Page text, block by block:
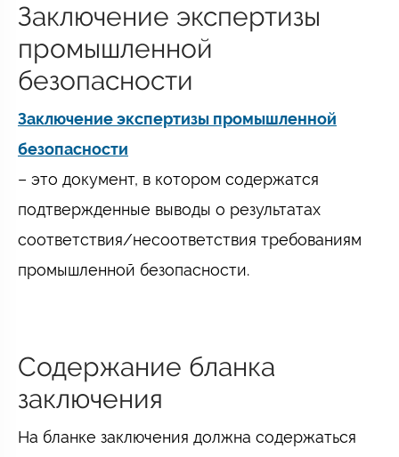
Заключение экспертизы
промышленной
безопасности
Заключение экспертизы промышленной
безопасности
– это документ, в котором содержатся
подтвержденные выводы о результатах
соответствия/несоответствия требованиям
промышленной безопасности.
Содержание бланка
заключения
На бланке заключения должна содержаться